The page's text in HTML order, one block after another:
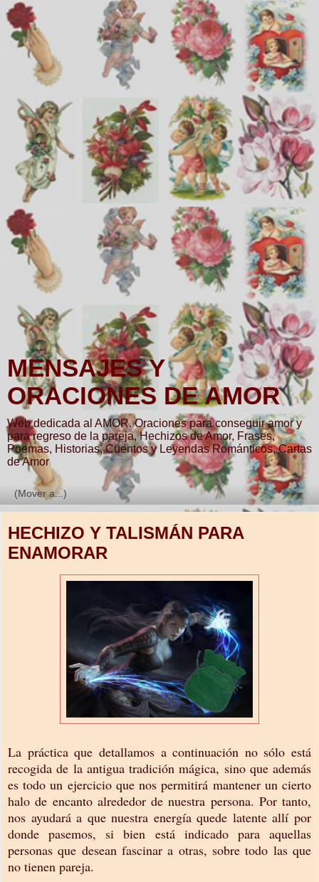
MENSAJES Y
ORACIONES DE AMOR
Web dedicada al AMOR. Oraciones para conseguir amor y
para regreso de la pareja, Hechizos de Amor, Frases,
Poemas, Historias, Cuentos y Leyendas Románticos, Cartas
de Amor
▼
HECHIZO Y TALISMÁN PARA
ENAMORAR
La práctica que detallamos a continuación no sólo está
recogida de la antigua tradición mágica, sino que además
es todo un ejercicio que nos permitirá mantener un cierto
halo de encanto alrededor de nuestra persona. Por tanto,
nos ayudará a que nuestra energía quede latente allí por
donde pasemos, si bien está indicado para aquellas
personas que desean fascinar a otras, sobre todo las que
no tienen pareja.